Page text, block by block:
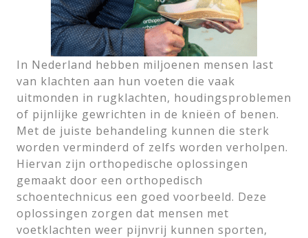
In Nederland hebben miljoenen mensen last
van klachten aan hun voeten die vaak
uitmonden in rugklachten, houdingsproblemen
of pijnlijke gewrichten in de knieën of benen.
Met de juiste behandeling kunnen die sterk
worden verminderd of zelfs worden verholpen.
Hiervan zijn orthopedische oplossingen
gemaakt door een orthopedisch
schoentechnicus een goed voorbeeld. Deze
oplossingen zorgen dat mensen met
voetklachten weer pijnvrij kunnen sporten,